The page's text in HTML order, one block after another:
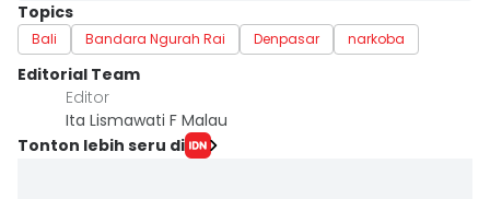
Topics
Bali Bandara Ngurah Rai Denpasar narkoba
Editorial Team
Editor
Ita Lismawati F Malau
Tonton lebih seru di